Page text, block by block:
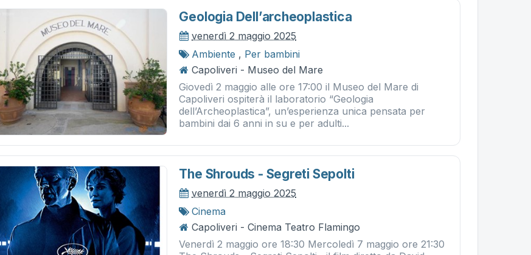
Geologia Dell’archeoplastica
venerdì 2 maggio 2025
Ambiente , Per bambini
Capoliveri - Museo del Mare
Giovedì 2 maggio alle ore 17:00 il Museo del Mare di
Capoliveri ospiterà il laboratorio “Geologia
dell’Archeoplastica”, un’esperienza unica pensata per
bambini dai 6 anni in su e per adulti...
The Shrouds - Segreti Sepolti
venerdì 2 maggio 2025
Cinema
Capoliveri - Cinema Teatro Flamingo
Venerdì 2 maggio ore 18:30 Mercoledì 7 maggio ore 21:30